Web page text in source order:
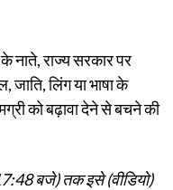
नाते, राज्य सरकार पर
जाति, लिंग या भाषा के
को बढ़ावा देने से बचने की
बजे) तक इसे (वीडियो)